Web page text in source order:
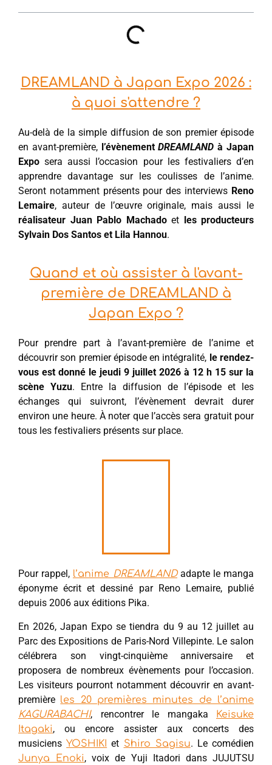
DREAMLAND à Japan Expo 2026 :
à quoi s'attendre ?
Au-delà de la simple diffusion de son premier épisode
en avant-première, l’évènementDREAMLAND à Japan
Expo sera aussi l’occasion pour les festivaliers d’en
apprendre davantage sur les coulisses de l’anime.
Seront notamment présents pour des interviews Reno
Lemaire, auteur de l’œuvre originale, mais aussi le
réalisateur Juan Pablo Machadoet
les producteurs
Sylvain Dos Santos et Lila Hannou.
Quand et où assister à l'avant-
première de DREAMLAND à
Japan Expo ?
Pour prendre part à l’avant-première de l’anime et
découvrir son premier épisode en intégralité, le rendez-
vous est donné le jeudi 9 juillet 2026 à 12 h 15 sur la
scène Yuzu. Entre la diffusion de l’épisode et les
échanges qui suivront, l’évènement devrait durer
environ une heure. À noter que l’accès sera gratuit pour
tous les festivaliers présents sur place.
Pour rappel, l’anime DREAMLANDadapte le manga
éponyme écrit et dessiné par Reno Lemaire, publié
depuis 2006 aux éditions Pika.
En 2026, Japan Expo se tiendra du 9 au 12 juillet au
Parc des Expositions de Paris-Nord Villepinte. Le salon
célébrera son vingt-cinquième anniversaire et
proposera de nombreux évènements pour l’occasion.
Les visiteurs pourront notamment découvrir en avant-
première les 20 premières minutes de l’anime
KAGURABACHI, rencontrer le mangaka Keisuke
Itagaki, ou encore assister aux concerts des
musiciensYOSHIKI et Shiro Sagisu. Le comédien
Junya Enoki, voix de Yuji Itadori dans JUJUTSU